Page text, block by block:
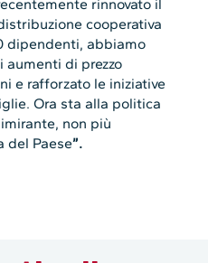
rinnovato il
cooperativa
dipendenti, abbiamo
di prezzo
e rafforzato le iniziative
Ora sta alla politica
non più
del Paese”.